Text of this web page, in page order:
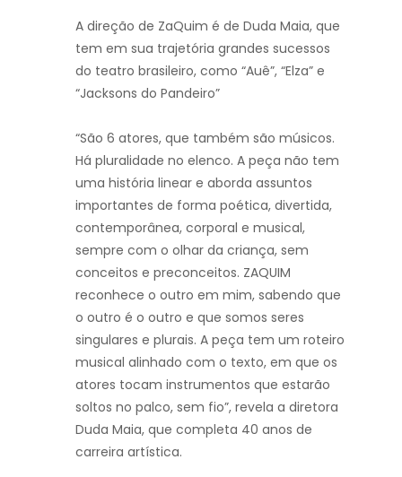
A direção de ZaQuim é de Duda Maia, que
tem em sua trajetória grandes sucessos
do teatro brasileiro, como “Auê”, “Elza” e
“Jacksons do Pandeiro”
“São 6 atores, que também são músicos.
Há pluralidade no elenco. A peça não tem
uma história linear e aborda assuntos
importantes de forma poética, divertida,
contemporânea, corporal e musical,
sempre com o olhar da criança, sem
conceitos e preconceitos. ZAQUIM
reconhece o outro em mim, sabendo que
o outro é o outro e que somos seres
singulares e plurais. A peça tem um roteiro
musical alinhado com o texto, em que os
atores tocam instrumentos que estarão
soltos no palco, sem fio”, revela a diretora
Duda Maia, que completa 40 anos de
carreira artística.